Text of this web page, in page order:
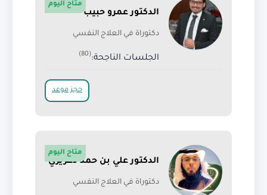
الدكتور عمرو حبيب
دكتوراة في العلاج النفسي
الجلسات الناجحة:(80)
متاح اليوم
حجز موعد
الدكتور علي بن حمد دغريري
دكتوراة في العلاج النفسي
متاح اليوم